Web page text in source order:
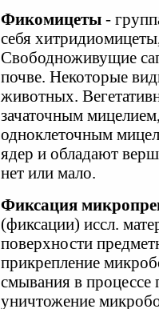
Фикомицеты -
себя
Свободноживущие
почве. Некоторые
животных.
зачаточным
одноклеточным
ядер и обладают
нет или мало.
Фиксация
(фиксации) иссл.
поверхности
прикрепление
смывания в
уничтожение